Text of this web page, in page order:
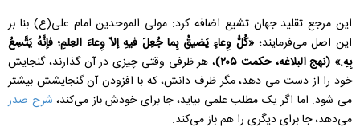
این مرجع تقلید جهان تشیع اضافه کرد: مولی الموحدین امام علی(ع) بنا بر
این اصل می‌فرمایند؛«کُلُّ وِعاءٍ یَضیقُ بِما جُعِلَ فیهِ إلاّ وِعاءَ العِلمِ؛ فإنَّهُ یَتَّسِعُ
بِهِ.» (نهج البلاغه، حکمت ۲۰۵)
، هر ظرفى وقتى چیزى در آن گذارند، گنجایش
خود را از دست مى دهد، مگر ظرف دانش، که با افزودن آن گنجایشش بیشتر
مى شود. اما اگر یک مطلب علمی بیاید، جا برای خودش باز می‌کند، شرح صدر
می‌دهد، جا برای دیگری را هم باز می‌کند.